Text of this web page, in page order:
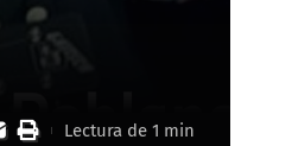
Lectura de 1 min